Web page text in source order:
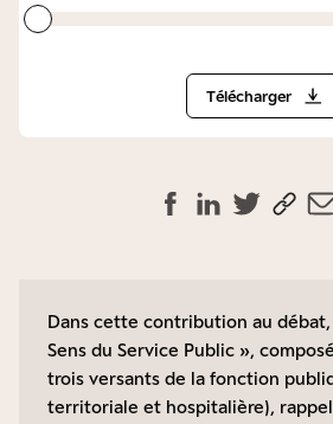
Télécharger
Dans cette contribution au
Sens du Service Public »,
trois versants de la fonction
territoriale et hospitalière),